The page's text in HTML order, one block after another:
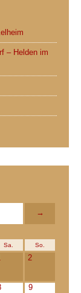
– Helden im
→
Sa. So.
2
9